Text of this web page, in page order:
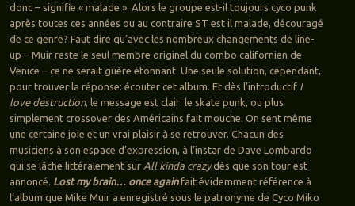
donc – signifie « malade ». Alors le groupe est-il toujours cyco punk
après toutes ces années ou au contraire ST est il malade, découragé
de ce genre? Faut dire qu’avec les nombreux changements de line-
up – Muir reste le seul membre originel du combo californien de
Venice – ce ne serait guère étonnant. Une seule solution, cependant,
pour trouver la réponse: écouter cet album. Et dès l’introductif I
love destruction, le message est clair: le skate punk, ou plus
simplement crossover des Américains fait mouche. On sent même
une certaine joie et un vrai plaisir à se retrouver. Chacun des
musiciens à son espace d’expression, à l’instar de Dave Lombardo
qui se lâche littéralement sur All kinda crazydès que son tour est
annoncé. Lost my brain… once againfait évidemment référence à
l’album que Mike Muir a enregistré sous le patronyme de Cyco Miko